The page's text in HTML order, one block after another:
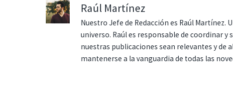
Raúl Martínez
Nuestro Jefe de Redacción es Raúl Martínez.
universo. Raúl es responsable de coordinar
nuestras publicaciones sean relevantes y de
mantenerse a la vanguardia de todas las